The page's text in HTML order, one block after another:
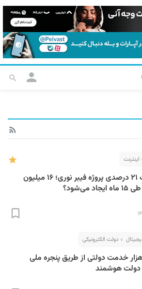
اینترنت
پیشرفت ۲۱ درصدی پروژه فیبر نوری؛ ۱۶ میلیون
می‌شود؟
دولت الکترونیکی
۳ هزار خدمت دولتی از طریق پنجره ملی
هوشمند